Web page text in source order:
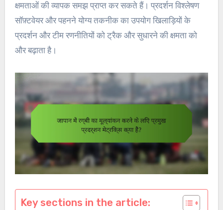
क्षमताओं की व्यापक समझ प्राप्त कर सकते हैं। प्रदर्शन विश्लेषण
सॉफ़्टवेयर और पहनने योग्य तकनीक का उपयोग खिलाड़ियों के
प्रदर्शन और टीम रणनीतियों को ट्रैक और सुधारने की क्षमता को
और बढ़ाता है।
Key sections in the article: